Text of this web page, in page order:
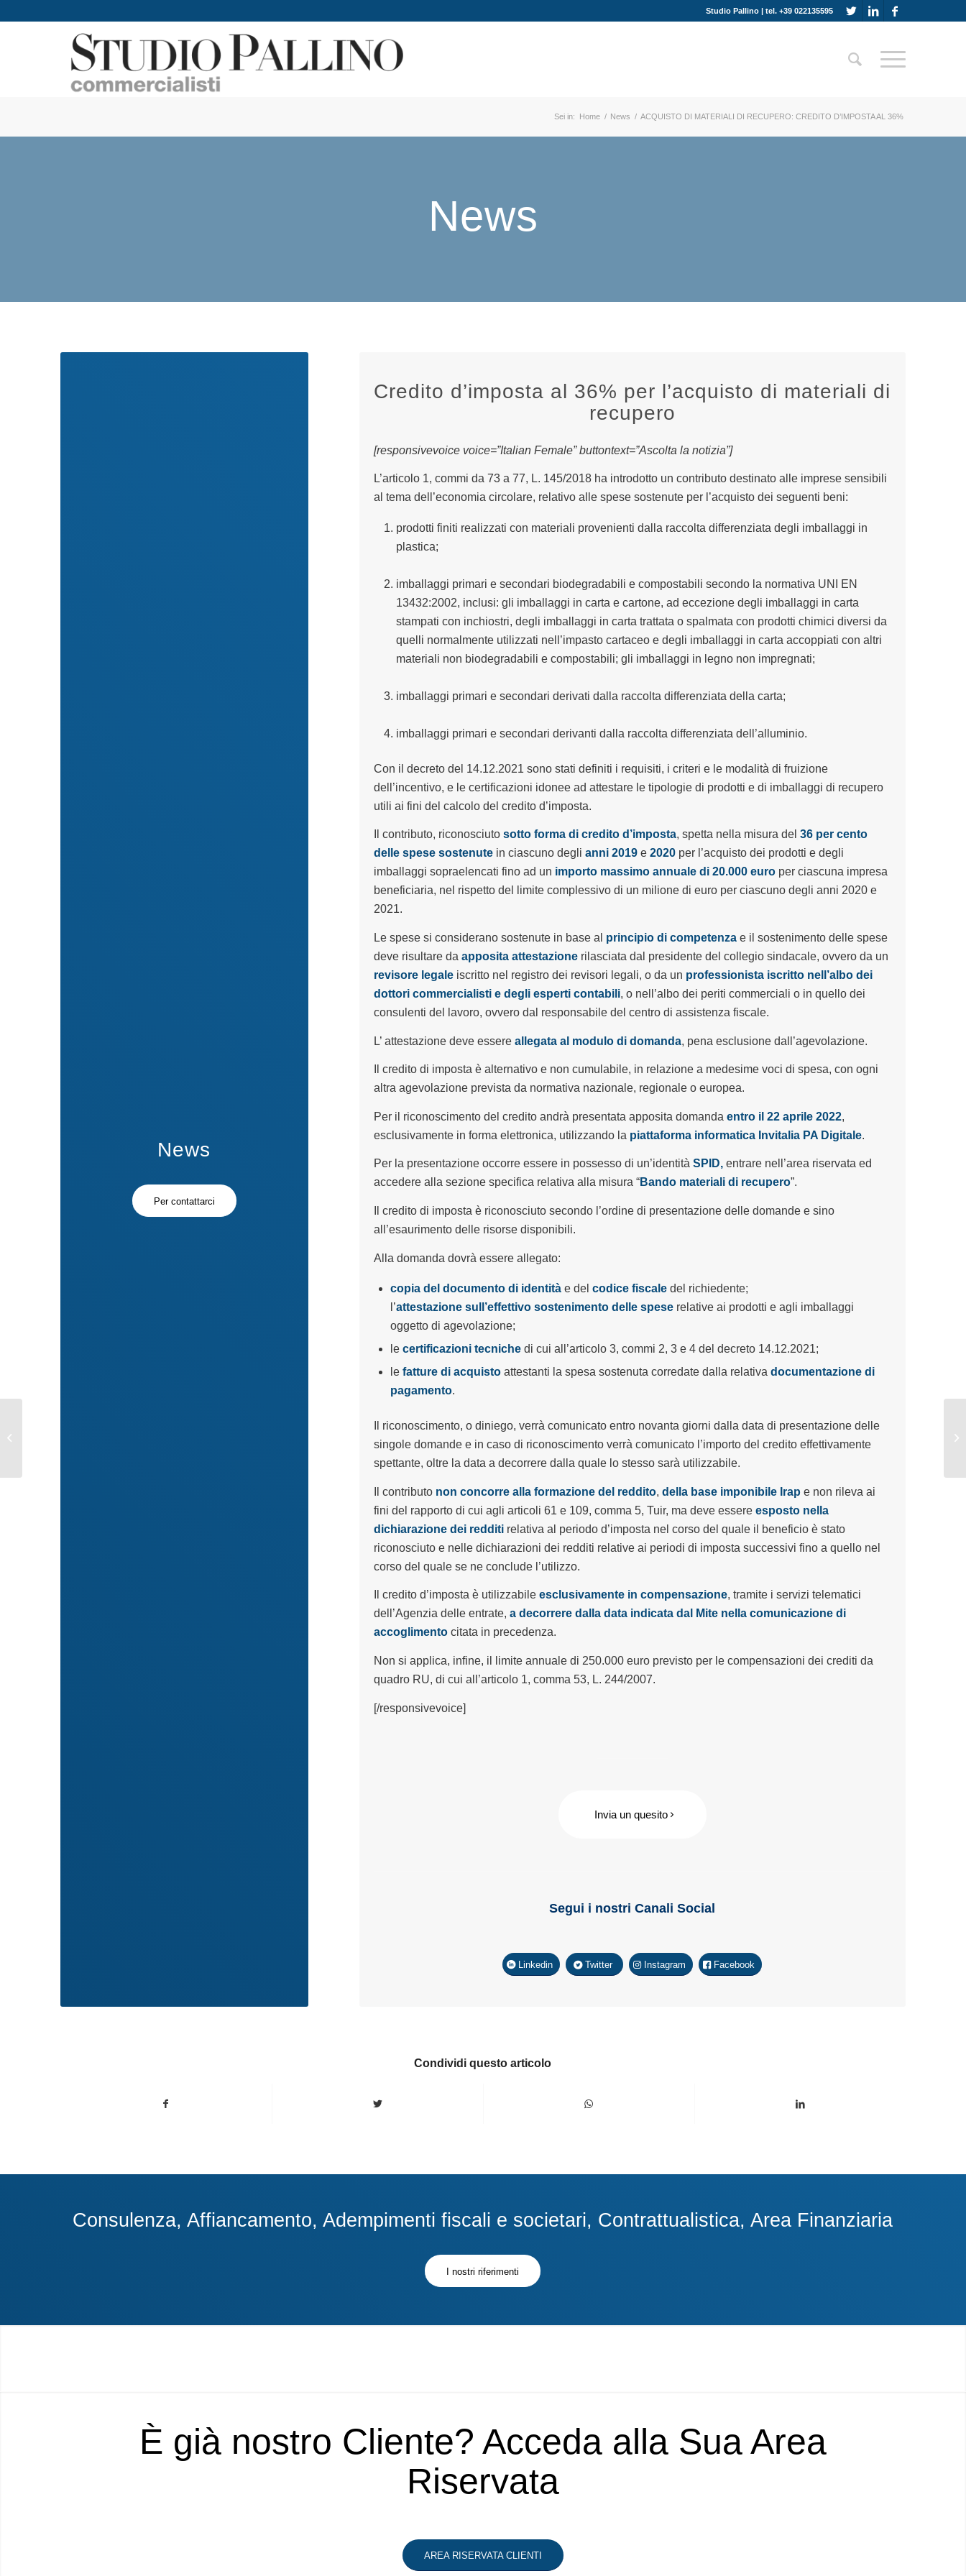
Studio Pallino | tel. +39 022135595
Sei in: Home / News / ACQUISTO DI MATERIALI DI RECUPERO: CREDITO D’IMPOSTA AL 36%
News
News
Per contattarci
Credito d’imposta al 36% per l’acquisto di materiali di
recupero
[responsivevoice voice=”Italian Female” buttontext=”Ascolta la notizia”]
L’articolo 1, commi da 73 a 77, L. 145/2018 ha introdotto un contributo destinato alle imprese sensibili
al tema dell’economia circolare, relativo alle spese sostenute per l’acquisto dei seguenti beni:
prodotti finiti realizzati con materiali provenienti dalla raccolta differenziata degli imballaggi in
plastica;
imballaggi primari e secondari biodegradabili e compostabili secondo la normativa UNI EN
13432:2002, inclusi: gli imballaggi in carta e cartone, ad eccezione degli imballaggi in carta
stampati con inchiostri, degli imballaggi in carta trattata o spalmata con prodotti chimici diversi da
quelli normalmente utilizzati nell’impasto cartaceo e degli imballaggi in carta accoppiati con altri
materiali non biodegradabili e compostabili; gli imballaggi in legno non impregnati;
imballaggi primari e secondari derivati dalla raccolta differenziata della carta;
imballaggi primari e secondari derivanti dalla raccolta differenziata dell’alluminio.
Con il decreto del 14.12.2021 sono stati definiti i requisiti, i criteri e le modalità di fruizione
dell’incentivo, e le certificazioni idonee ad attestare le tipologie di prodotti e di imballaggi di recupero
utili ai fini del calcolo del credito d’imposta.
Il contributo, riconosciuto sotto forma di credito d’imposta, spetta nella misura del 36 per cento
delle spese sostenute in ciascuno degli anni 2019 e 2020 per l’acquisto dei prodotti e degli
imballaggi sopraelencati fino ad un importo massimo annuale di 20.000 euro per ciascuna impresa
beneficiaria, nel rispetto del limite complessivo di un milione di euro per ciascuno degli anni 2020 e
2021.
Le spese si considerano sostenute in base al principio di competenzae il sostenimento delle spese
deve risultare da apposita attestazionerilasciata dal presidente del collegio sindacale, ovvero da un
revisore legale iscritto nel registro dei revisori legali, o da un professionista iscritto nell’albo dei
dottori commercialisti e degli esperti contabili, o nell’albo dei periti commerciali o in quello dei
consulenti del lavoro, ovvero dal responsabile del centro di assistenza fiscale.
L’ attestazione deve essere allegata al modulo di domanda, pena esclusione dall’agevolazione.
Il credito di imposta è alternativo e non cumulabile, in relazione a medesime voci di spesa, con ogni
altra agevolazione prevista da normativa nazionale, regionale o europea.
Per il riconoscimento del credito andrà presentata apposita domanda entro il 22 aprile 2022,
esclusivamente in forma elettronica, utilizzando la piattaforma informatica Invitalia PA Digitale.
Per la presentazione occorre essere in possesso di un’identità SPID, entrare nell’area riservata ed
accedere alla sezione specifica relativa alla misura “Bando materiali di recupero”.
Il credito di imposta è riconosciuto secondo l’ordine di presentazione delle domande e sino
all’esaurimento delle risorse disponibili.
Alla domanda dovrà essere allegato:
copia del documento di identità e del codice fiscale del richiedente;
l’attestazione sull’effettivo sostenimento delle spese relative ai prodotti e agli imballaggi
oggetto di agevolazione;
le certificazioni tecniche di cui all’articolo 3, commi 2, 3 e 4 del decreto 14.12.2021;
le fatture di acquisto attestanti la spesa sostenuta corredate dalla relativa documentazione di
pagamento.
Il riconoscimento, o diniego, verrà comunicato entro novanta giorni dalla data di presentazione delle
singole domande e in caso di riconoscimento verrà comunicato l’importo del credito effettivamente
spettante, oltre la data a decorrere dalla quale lo stesso sarà utilizzabile.
Il contributo non concorre alla formazione del reddito, della base imponibile Irap e non rileva ai
fini del rapporto di cui agli articoli 61 e 109, comma 5, Tuir, ma deve essere esposto nella
dichiarazione dei redditi relativa al periodo d’imposta nel corso del quale il beneficio è stato
riconosciuto e nelle dichiarazioni dei redditi relative ai periodi di imposta successivi fino a quello nel
corso del quale se ne conclude l’utilizzo.
Il credito d’imposta è utilizzabile esclusivamente in compensazione, tramite i servizi telematici
dell’Agenzia delle entrate, a decorrere dalla data indicata dal Mite nella comunicazione di
accoglimento citata in precedenza.
Non si applica, infine, il limite annuale di 250.000 euro previsto per le compensazioni dei crediti da
quadro RU, di cui all’articolo 1, comma 53, L. 244/2007.
[/responsivevoice]
Invia un quesito
Segui i nostri Canali Social
Linkedin Twitter Instagram Facebook
Condividi questo articolo
Consulenza, Affiancamento, Adempimenti fiscali e societari, Contrattualistica, Area Finanziaria
I nostri riferimenti
È già nostro Cliente? Acceda alla Sua Area
Riservata
AREA RISERVATA CLIENTI